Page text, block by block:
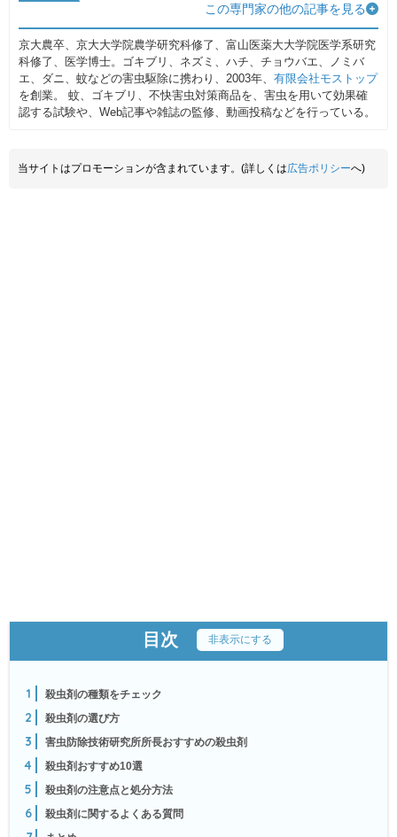
この専門家の他の記事を見る
京大農卒、京大大学院農学研究科修了、富山医薬大大学院医学系研究
科修了、医学博士。ゴキブリ、ネズミ、ハチ、チョウバエ、ノミバ
エ、ダニ、蚊などの害虫駆除に携わり、2003年、 有限会社モストップ
を創業。 蚊、ゴキブリ、不快害虫対策商品を、害虫を用いて効果確
認する試験や、Web記事や雑誌の監修、動画投稿などを行っている。
当サイトはプロモーションが含まれています。(詳しくは広告ポリシーへ)
目次 非表示にする
1 殺虫剤の種類をチェック
2 殺虫剤の選び方
3 害虫防除技術研究所所長おすすめの殺虫剤
4 殺虫剤おすすめ10選
5 殺虫剤の注意点と処分方法
6 殺虫剤に関するよくある質問